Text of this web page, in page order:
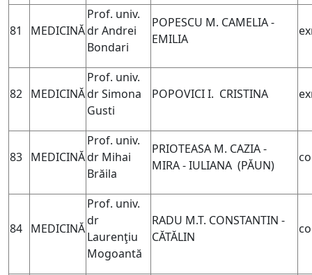
81 MEDICINĂ
Prof. univ.
dr Andrei
Bondari
POPESCU M. CAMELIA -
EMILIA
82 MEDICINĂ
Prof. univ.
dr Simona
Gusti
POPOVICI I. CRISTINA
83 MEDICINĂ
Prof. univ.
dr Mihai
Brăila
PRIOTEASA M. CAZIA -
MIRA - IULIANA (PĂUN)
84 MEDICINĂ
Prof. univ.
dr
Laurenţiu
Mogoantă
RADU M.T. CONSTANTIN -
CĂTĂLIN